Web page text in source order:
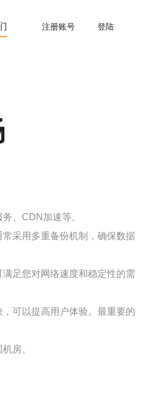
注册账号 登陆
、CDN加速等。
采用多重备份机制，确保数据
足您对网络速度和稳定性的需
可以提高用户体验。最重要的
房。